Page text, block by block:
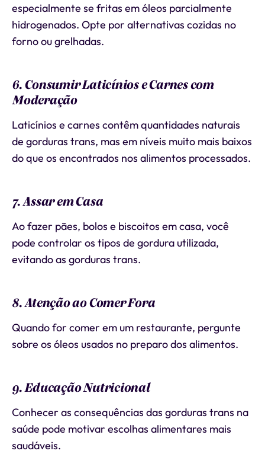
especialmente se fritas em óleos parcialmente
hidrogenados. Opte por alternativas cozidas no
forno ou grelhadas.
6. Consumir Laticínios e Carnes com
Moderação
Laticínios e carnes contêm quantidades naturais
de gorduras trans, mas em níveis muito mais baixos
do que os encontrados nos alimentos processados.
7. Assar em Casa
Ao fazer pães, bolos e biscoitos em casa, você
pode controlar os tipos de gordura utilizada,
evitando as gorduras trans.
8. Atenção ao Comer Fora
Quando for comer em um restaurante, pergunte
sobre os óleos usados no preparo dos alimentos.
9. Educação Nutricional
Conhecer as consequências das gorduras trans na
saúde pode motivar escolhas alimentares mais
saudáveis.